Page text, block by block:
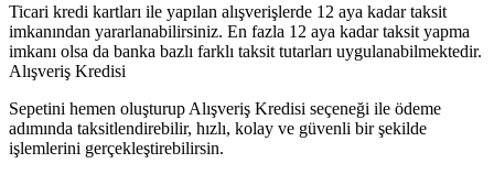
Ticari kredi kartları ile yapılan alışverişlerde 12 aya kadar taksit
imkanından yararlanabilirsiniz. En fazla 12 aya kadar taksit yapma
imkanı olsa da banka bazlı farklı taksit tutarları uygulanabilmektedir.
Alışveriş Kredisi
Sepetini hemen oluşturup Alışveriş Kredisi seçeneği ile ödeme
adımında taksitlendirebilir, hızlı, kolay ve güvenli bir şekilde
işlemlerini gerçekleştirebilirsin.